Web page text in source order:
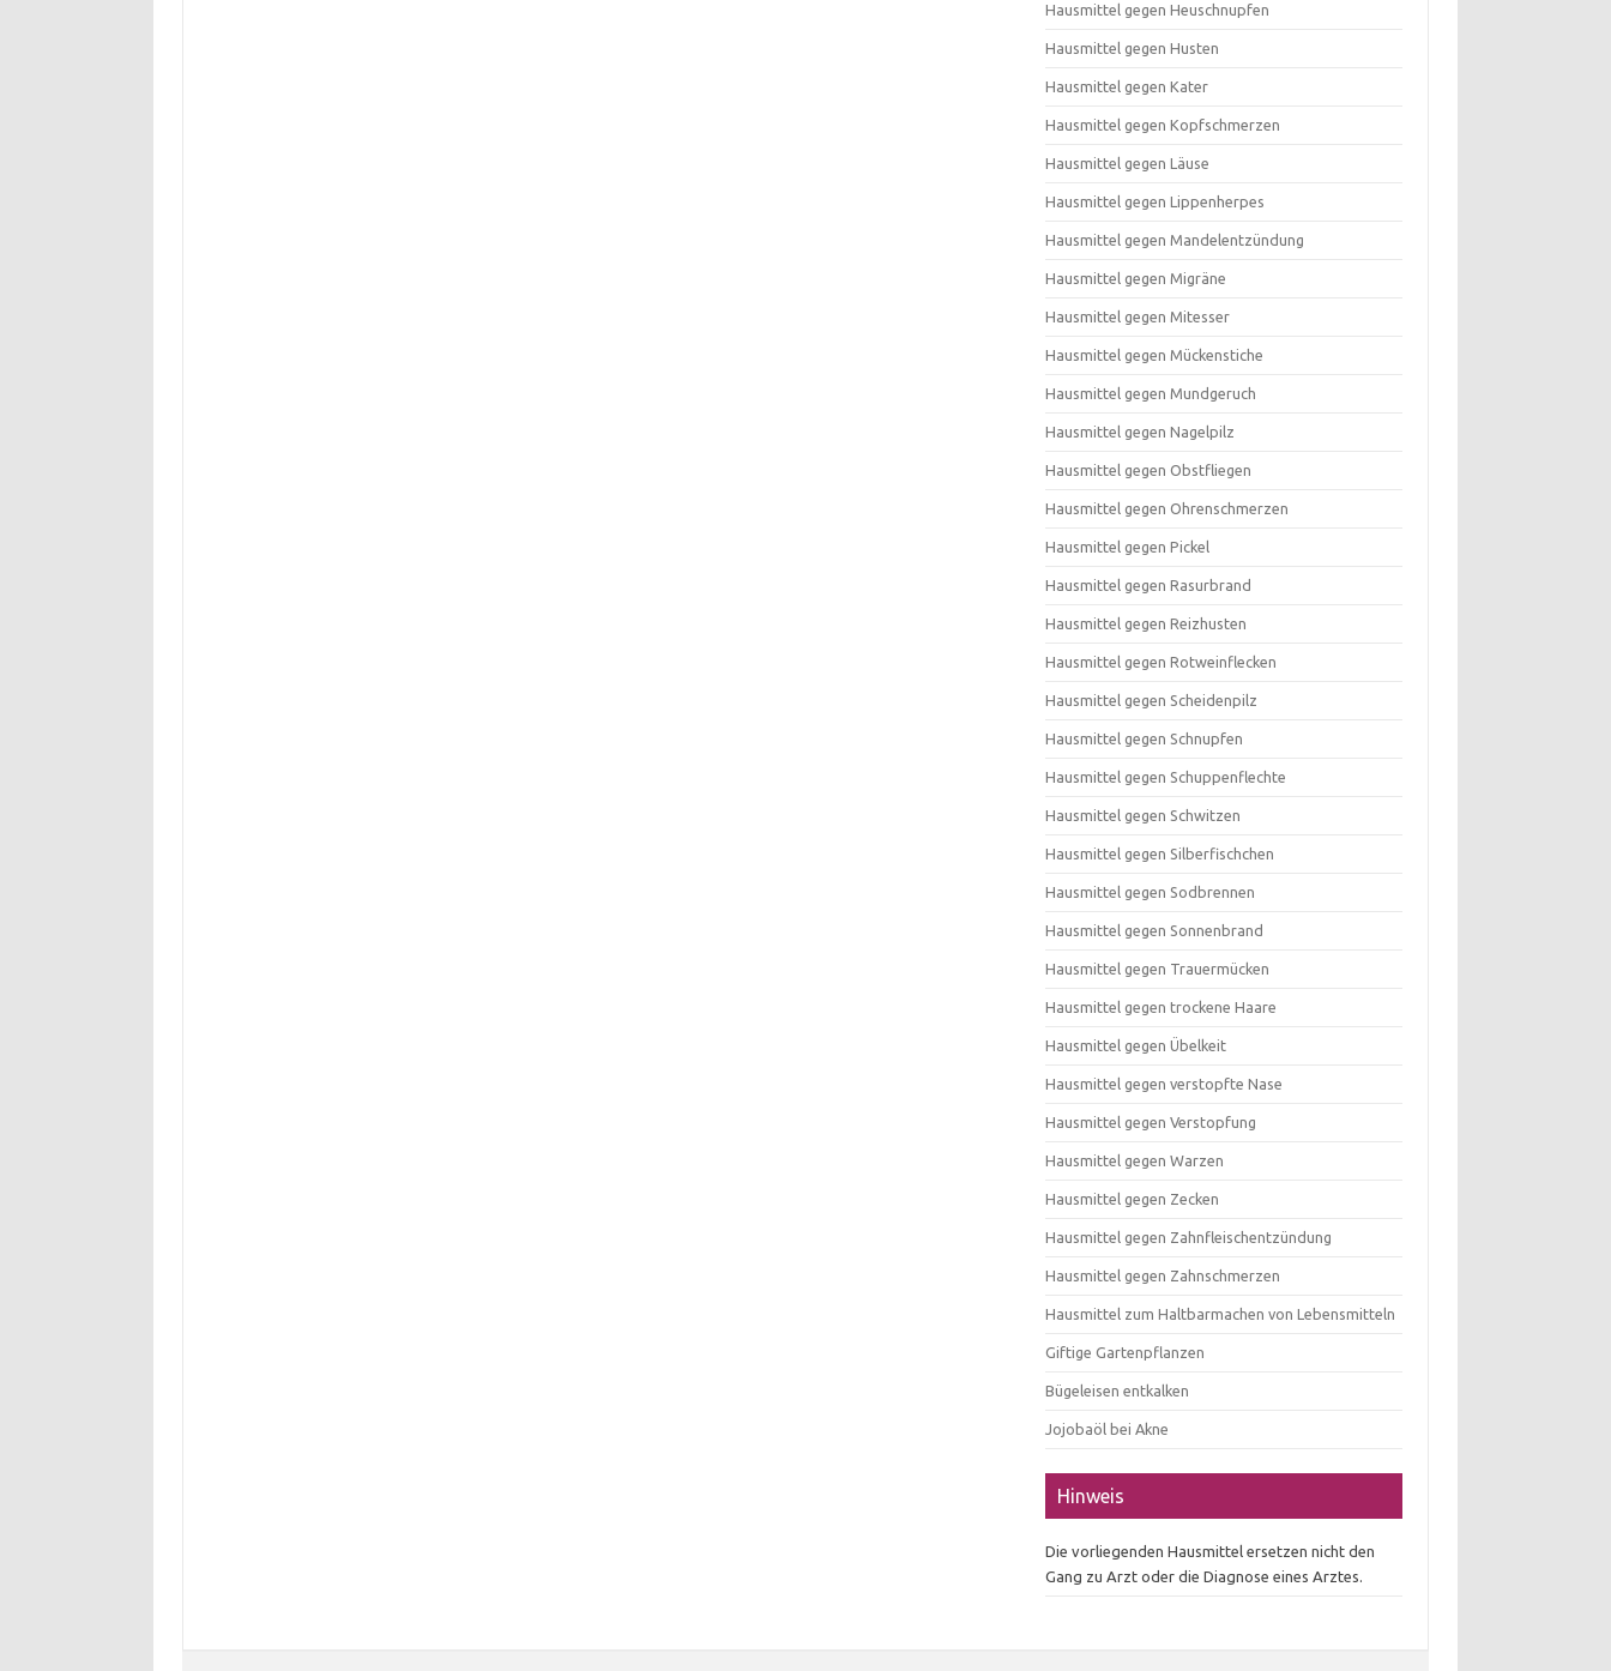
Hausmittel gegen Heuschnupfen
Hausmittel gegen Husten
Hausmittel gegen Kater
Hausmittel gegen Kopfschmerzen
Hausmittel gegen Läuse
Hausmittel gegen Lippenherpes
Hausmittel gegen Mandelentzündung
Hausmittel gegen Migräne
Hausmittel gegen Mitesser
Hausmittel gegen Mückenstiche
Hausmittel gegen Mundgeruch
Hausmittel gegen Nagelpilz
Hausmittel gegen Obstfliegen
Hausmittel gegen Ohrenschmerzen
Hausmittel gegen Pickel
Hausmittel gegen Rasurbrand
Hausmittel gegen Reizhusten
Hausmittel gegen Rotweinflecken
Hausmittel gegen Scheidenpilz
Hausmittel gegen Schnupfen
Hausmittel gegen Schuppenflechte
Hausmittel gegen Schwitzen
Hausmittel gegen Silberfischchen
Hausmittel gegen Sodbrennen
Hausmittel gegen Sonnenbrand
Hausmittel gegen Trauermücken
Hausmittel gegen trockene Haare
Hausmittel gegen Übelkeit
Hausmittel gegen verstopfte Nase
Hausmittel gegen Verstopfung
Hausmittel gegen Warzen
Hausmittel gegen Zecken
Hausmittel gegen Zahnfleischentzündung
Hausmittel gegen Zahnschmerzen
Hausmittel zum Haltbarmachen von Lebensmitteln
Giftige Gartenpflanzen
Bügeleisen entkalken
Jojobaöl bei Akne
Hinweis
Die vorliegenden Hausmittel ersetzen nicht den
Gang zu Arzt oder die Diagnose eines Arztes.